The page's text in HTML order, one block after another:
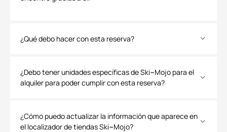
¿Qué debo hacer con esta reserva?
¿Debo tener unidades específicas de Ski~Mojo para el
alquiler para poder cumplir con esta reserva?
¿Cómo puedo actualizar la información que aparece en
el localizador de tiendas Ski~Mojo?